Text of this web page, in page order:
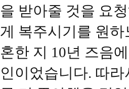
을 받아줄 것을 요
게 복주시기를 원
혼한 지 10년 즈음
인이었습니다. 따